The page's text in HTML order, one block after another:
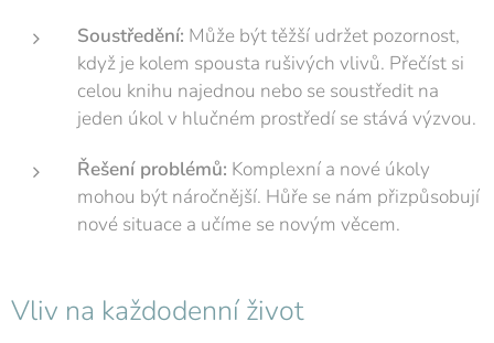
Soustředění: Může být těžší udržet pozornost,
když je kolem spousta rušivých vlivů. Přečíst si
celou knihu najednou nebo se soustředit na
jeden úkol v hlučném prostředí se stává výzvou.
Řešení problémů: Komplexní a nové úkoly
mohou být náročnější. Hůře se nám přizpůsobují
nové situace a učíme se novým věcem.
Vliv na každodenní život